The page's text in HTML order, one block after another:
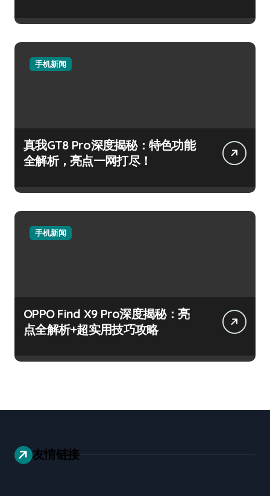
手机新闻
真我GT8 Pro深度揭秘：特色功能
全解析，亮点一网打尽！
手机新闻
OPPO Find X9 Pro深度揭秘：亮
点全解析+超实用技巧攻略
友情链接